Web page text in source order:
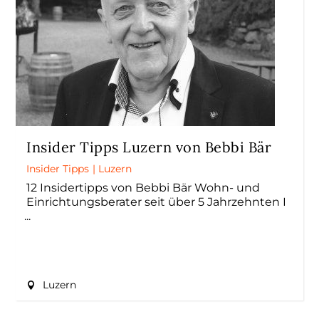
Insider Tipps Luzern von Bebbi Bär
Insider Tipps | Luzern
12 Insidertipps von Bebbi Bär Wohn- und
Einrichtungsberater seit über 5 Jahrzehnten I
Luzern